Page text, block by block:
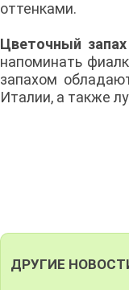
оттенками.
Цветочный запах
напоминать
запахом
Италии, а также
ДРУГИЕ